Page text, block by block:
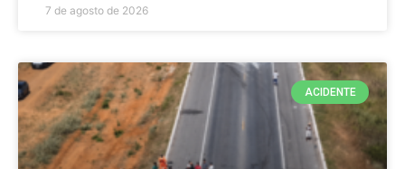
7 de agosto de 2026
ACIDENTE